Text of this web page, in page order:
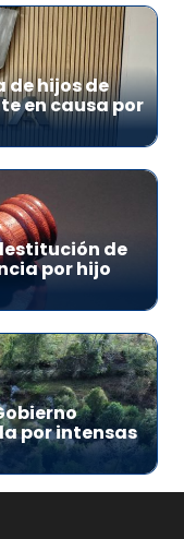
hijos de
en causa por
de
por hijo
por intensas